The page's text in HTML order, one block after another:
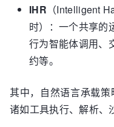
IHR （Intelligent
时）：一个共享的
行为智能体调用、
约等。
其中，自然语言承载策
诸如工具执行、解析、